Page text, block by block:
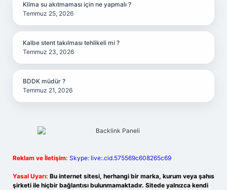
Klima su akıtmaması için ne yapmalı ?
Temmuz 25, 2026
Kalbe stent takılması tehlikeli mi ?
Temmuz 23, 2026
BDDK müdür ?
Temmuz 21, 2026
Reklam ve İletişim: Skype: live:.cid.575569c608265c69
Yasal Uyarı: Bu internet sitesi, herhangi bir marka, kurum veya şahıs
şirketi ile hiçbir bağlantısı bulunmamaktadır. Sitede yalnızca kendi